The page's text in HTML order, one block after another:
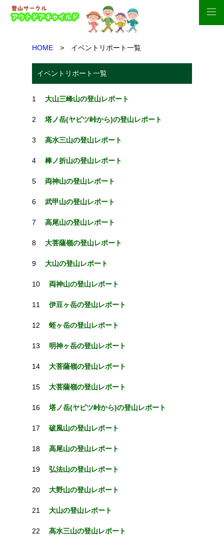
HOME > イベントリポート一覧
イベントリポート一覧
1 大山三峰山の登山レポート
2 塔ノ岳(ヤビツ峠から)の登山レポート
3 高水三山の登山レポート
4 棒ノ折山の登山レポート
5 両神山の登山レポート
6 武甲山の登山レポート
7 高尾山の登山レポート
8 大菩薩嶺の登山レポート
9 大山の登山レポート
10 両神山の登山レポート
11 伊豆ヶ岳の登山レポート
12 蛭ヶ岳の登山レポート
13 明神ヶ岳の登山レポート
14 大菩薩嶺の登山レポート
15 大菩薩嶺の登山レポート
16 塔ノ岳(ヤビツ峠から)の登山レポート
17 破風山の登山レポート
18 高尾山の登山レポート
19 弘法山の登山レポート
20 大野山の登山レポート
21 大山の登山レポート
22 高水三山の登山レポート